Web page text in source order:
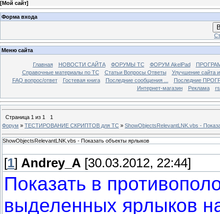
[Мой сайт]
Форма входа
Меню сайта
Главная НОВОСТИ САЙТА ФОРУМЫ TC ФОРУМ AkelPad
Справочные материалы по TС
Статьи Вопросы Ответы
Улучшение сайта
FAQ вопрос/ответ
Гостевая книга Последние сообщения ...
Последние
Интернет-магазин
Реклама
Страница 1 из 1
1
Форум » ТЕСТИРОВАНИЕ СКРИПТОВ для TC » ShowObjectsRelevantLNK.vbs -
ShowObjectsRelevantLNK.vbs - Показать объекты ярлыков
[1] Andrey_A [30.03.2012, 22:44]
Показать в
выделенных ярлыков